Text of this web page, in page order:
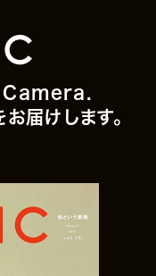
届けします。